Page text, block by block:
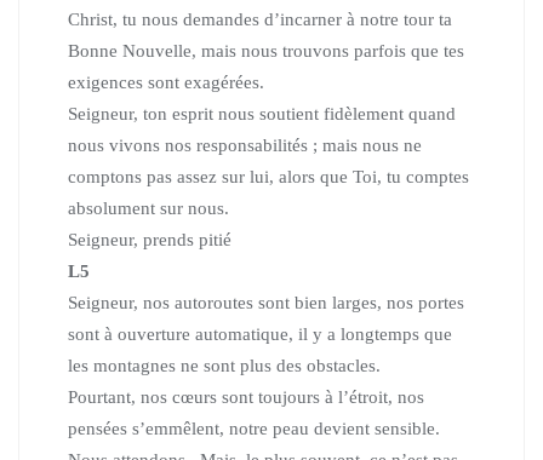
Christ, tu nous demandes d’incarner à notre tour ta
Bonne Nouvelle, mais nous trouvons parfois que tes
exigences sont exagérées.
Seigneur, ton esprit nous soutient fidèlement quand
nous vivons nos responsabilités ; mais nous ne
comptons pas assez sur lui, alors que Toi, tu comptes
absolument sur nous.
Seigneur, prends pitié
L5
Seigneur, nos autoroutes sont bien larges, nos portes
sont à ouverture automatique, il y a longtemps que
les montagnes ne sont plus des obstacles.
Pourtant, nos cœurs sont toujours à l’étroit, nos
pensées s’emmêlent, notre peau devient sensible.